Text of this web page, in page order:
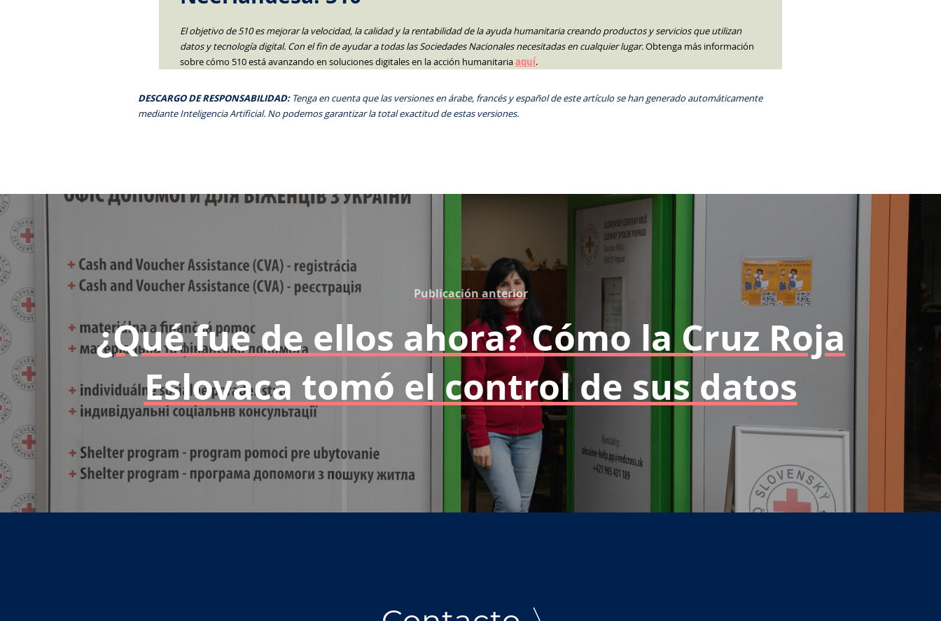
El objetivo de 510 es mejorar la velocidad, la calidad y la rentabilidad de la ayuda humanitaria creando productos y servicios que utilizan
datos y tecnología digital. Con el fin de ayudar a todas las Sociedades Nacionales necesitadas en cualquier lugar.Obtenga más información
sobre cómo 510 está avanzando en soluciones digitales en la acción humanitariaaquí.
DESCARGO DE RESPONSABILIDAD: Tenga en cuenta que las versiones en árabe, francés y español de este artículo se han generado automáticamente
mediante Inteligencia Artificial. No podemos garantizar la total exactitud de estas versiones.
Publicación anterior
¿Qué fue de ellos ahora? Cómo la Cruz Roja
Eslovaca tomó el control de sus datos